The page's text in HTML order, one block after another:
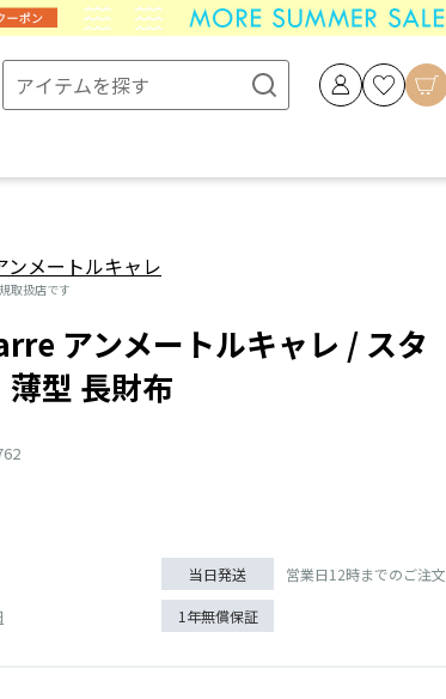
ンメートルキャレ
取扱店です
アンメートルキャレ / スタ
薄型 長財布
当日発送 営業日12時までのご注文
1年無償保証